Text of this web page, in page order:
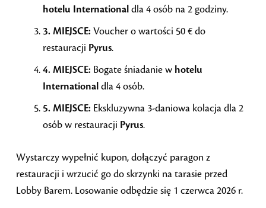
hotelu International dla 4 osób na 2 godziny.
3. MIEJSCE: Voucher o wartości 50 € do
restauracji Pyrus.
4. MIEJSCE: Bogate śniadanie w hotelu
International dla 4 osób.
5. MIEJSCE: Ekskluzywna 3-daniowa kolacja dla 2
osób w restauracji Pyrus.
Wystarczy wypełnić kupon, dołączyć paragon z
restauracji i wrzucić go do skrzynki na tarasie przed
Lobby Barem. Losowanie odbędzie się 1 czerwca 2026 r.